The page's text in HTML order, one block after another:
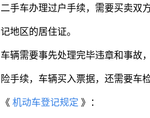
二手车办理过户手续，需要买卖双
记地区的居住证。
车辆需要事先处理完毕违章和事故
险手续，车辆买入票据，还需要车
《 机动车登记规定 》：